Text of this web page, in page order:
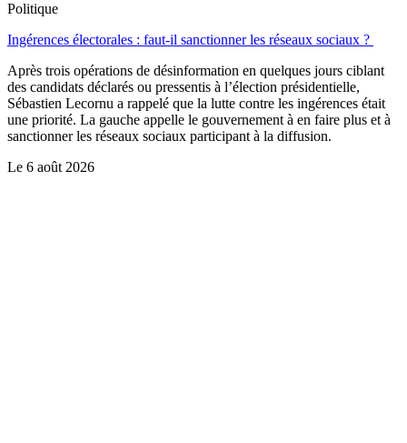
Politique
Ingérences électorales : faut-il sanctionner les réseaux sociaux ?
Après trois opérations de désinformation en quelques jours ciblant
des candidats déclarés ou pressentis à l’élection présidentielle,
Sébastien Lecornu a rappelé que la lutte contre les ingérences était
une priorité. La gauche appelle le gouvernement à en faire plus et à
sanctionner les réseaux sociaux participant à la diffusion.
Le 6 août 2026